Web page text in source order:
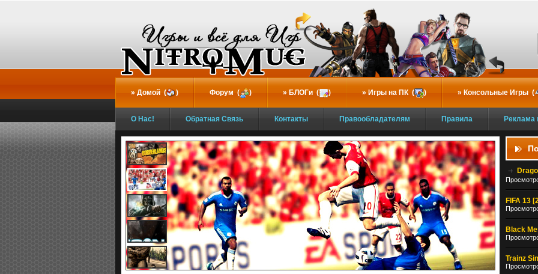
Домой ( ) Форум ( ) БЛОГи ( ) Игры на ПК ( ) Консольные Игры (
О Нас! Обратная Связь Контакты Правообладателям Правила Реклама
FIFA 13
Black
Trainz